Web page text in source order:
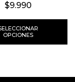
$9.990
OPCIONES